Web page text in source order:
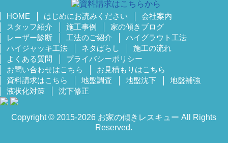
HOME はじめにお読みください
会社案内
スタッフ紹介
施工事例
家の傾きブログ
レーザー診断
工法のご紹介
ハイグラウト工法
ハイジャッキ工法
ネタばらし
施工の流れ
よくある質問
プライバシーポリシー
お問い合わせはこちら
お見積もりはこちら
資料請求はこちら
地盤調査 地盤沈下
地盤補強
液状化対策
沈下修正
Copyright © 2015-2026 お家の傾きレスキュー All Rights
Reserved.